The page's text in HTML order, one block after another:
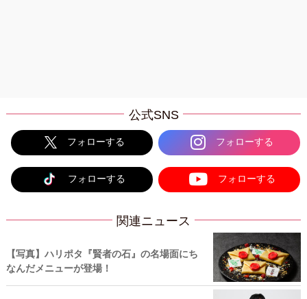
公式SNS
フォローする フォローする
フォローする フォローする
関連ニュース
【写真】ハリポタ『賢者の石』の名場面にち
なんだメニューが登場！